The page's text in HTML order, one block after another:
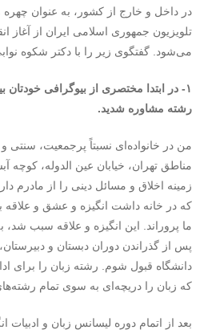
در داخل و خارج از کشور، به عنوان چهره
تلویزیون جمهوری اسلامی ایران از آغاز
می‌شود. گفتگوی زیر را با دکتر شکوه
۱- در ابتدا مختصری از بیوگرافی خودتان
رشته مشاوره شدید.
من در خانواده‌ای نسبتاً پرجمعیت، سنتی
مناطق تهران، خیابان عین الدوله، کوچه
زمینه اخلاق و مسائل دینی را از مادرم
که در خانه داشت انگیزه و عشق و علاقه
ما پروراند. این انگیزه و علاقه سبب شد،
پس از گذراندن دوران دبستان و
دانشگاه قبول شوم. رشته زبان را برای
که زبان را دریچه‌ای به سوی تمام
بعد از اتمام دوره لیسانس زبان و ادبیات